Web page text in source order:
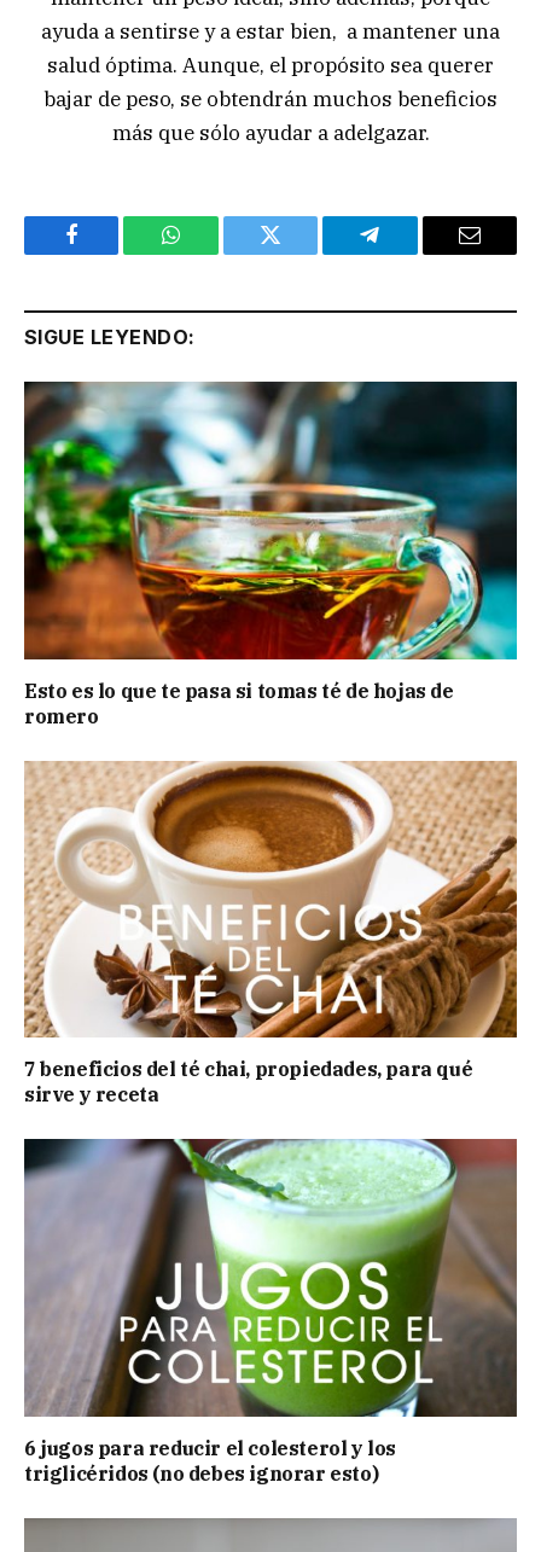
ayuda a sentirse y a estar bien, a mantener una
salud óptima. Aunque, el propósito sea querer
bajar de peso, se obtendrán muchos beneficios
más que sólo ayudar a adelgazar.
Facebook WhatsApp Twitter Telegram Email
SIGUE LEYENDO:
Esto es lo que te pasa si tomas té de hojas de
romero
7 beneficios del té chai, propiedades, para qué
sirve y receta
6 jugos para reducir el colesterol y los
triglicéridos (no debes ignorar esto)